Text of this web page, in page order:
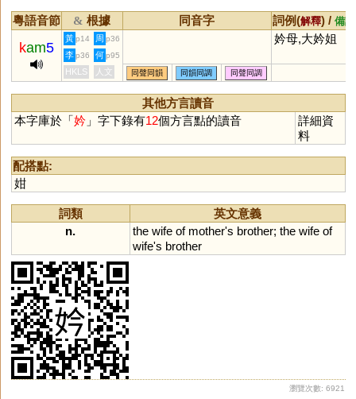
粵語音節 & 根據 同音字 詞例(解釋) / 備註
kam5
黃 p14 周 p36 妗母,大妗姐
李 p36 何 p95
HKLS 人文 同聲同韻 同韻同調 同聲同調
其他方言讀音
本字庫於「妗」字下錄有12個方言點的讀音
詳細資
料
配搭點:
姏
詞類
英文意義
n.
the wife of mother's brother; the wife of
wife's brother
瀏覽次數: 6921